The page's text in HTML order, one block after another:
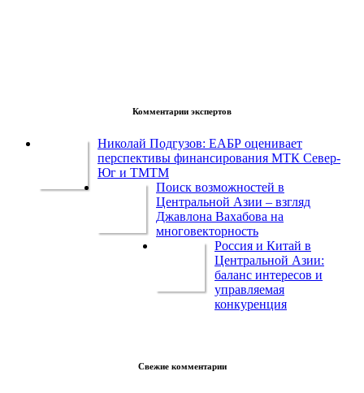
Комментарии экспертов
Николай Подгузов: ЕАБР оценивает
перспективы финансирования МТК Север-
Юг и ТМТМ
Поиск возможностей в
Центральной Азии – взгляд
Джавлона Вахабова на
многовекторность
Россия и Китай в
Центральной Азии:
баланс интересов и
управляемая
конкуренция
Свежие комментарии